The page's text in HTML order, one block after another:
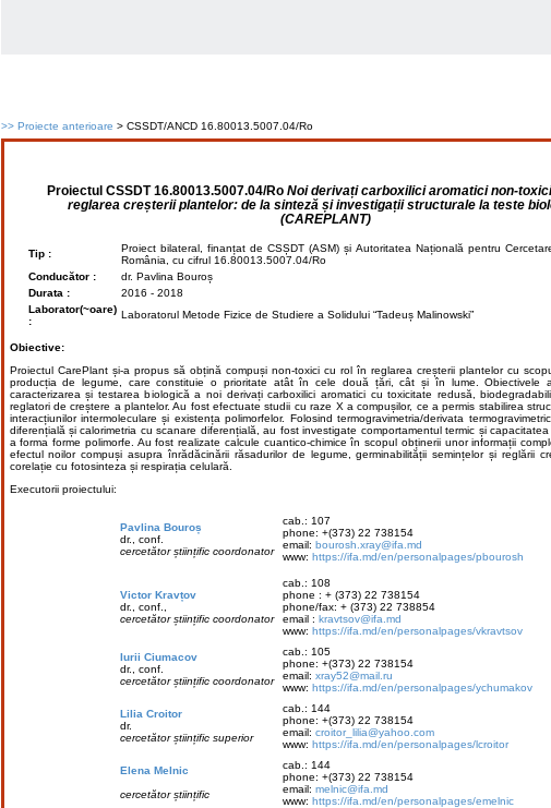
>> Proiecte anterioare > CSSDT/ANCD 16.80013.5007.04/Ro
Proiectul CSSDT 16.80013.5007.04/Ro Noi derivați carboxilici aromatici non-
reglarea creșterii plantelor: de la sinteză și investigații structurale la teste
(CAREPLANT)
Tip :
Proiect bilateral, finanțat de CSȘDT (ASM) și Autoritatea Națională pentru
România, cu cifrul 16.80013.5007.04/Ro
Conducător :
dr. Pavlina Bouroș
Durata :
2016 - 2018
Laborator(~oare)
:
Laboratorul Metode Fizice de Studiere a Solidului “Tadeuș Malinowski”
Obiective:
Proiectul CarePlant și-a propus să obțină compuși non-toxici cu rol în reglarea creșterii plantelor cu
producția de legume, care constituie o prioritate atât în cele două țări, cât și în lume. Obiectivele
caracterizarea și testarea biologică a noi derivați carboxilici aromatici cu toxicitate redusă,
reglatori de creștere a plantelor. Au fost efectuate studii cu raze X a compușilor, ce a permis stabilirea
interacțiunilor intermoleculare și existența polimorfelor. Folosind termogravimetria/derivata
diferențială și calorimetria cu scanare diferențială, au fost investigate comportamentul termic și
a forma forme polimorfe. Au fost realizate calcule cuantico-chimice în scopul obținerii unor informații
efectul noilor compuși asupra înrădăcinării răsadurilor de legume, germinabilității semințelor și reglării
corelație cu fotosinteza și respirația celulară.
Executorii proiectului:
Pavlina Bouroș
dr., conf.
cercetător științific coordonator
cab.: 107
phone: +(373) 22 738154
email: bourosh.xray@ifa.md
www: https://ifa.md/en/personalpages/pbourosh
Victor Kravțov
dr., conf.,
cercetător științific coordonator
cab.: 108
phone : + (373) 22 738154
phone/fax: + (373) 22 738854
email : kravtsov@ifa.md
www: https://ifa.md/en/personalpages/vkravtsov
Iurii Ciumacov
dr., conf.
cercetător științific coordonator
cab.: 105
phone: +(373) 22 738154
email: xray52@mail.ru
www: https://ifa.md/en/personalpages/ychumakov
Lilia Croitor
dr.
cercetător științific superior
cab.: 144
phone: +(373) 22 738154
email: croitor_lilia@yahoo.com
www: https://ifa.md/en/personalpages/lcroitor
Elena Melnic
cercetător științific
cab.: 144
phone: +(373) 22 738154
email: melnic@ifa.md
www: https://ifa.md/en/personalpages/emelnic